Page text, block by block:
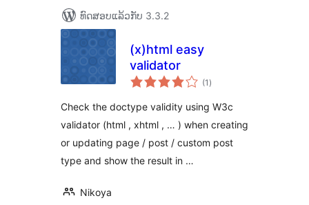
ທົດສອບແລ້ວກັບ 3.3.2
(x)html easy
validator
(1 ຄະແນນ
ທັງໝົດ
)
Check the doctype validity using W3c
validator (html , xhtml , … ) when creating
or updating page / post / custom post
type and show the result in …
Nikoya